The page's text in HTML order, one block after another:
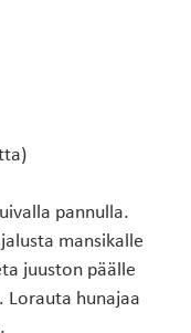
pannulla.
mansikalle
juuston päälle
Lorauta hunajaa